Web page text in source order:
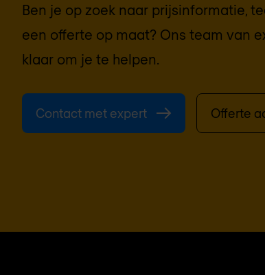
Ben je op zoek naar prijsinformatie,
een offerte op maat? Ons team van
klaar om je te helpen.
Contact met expert Offerte